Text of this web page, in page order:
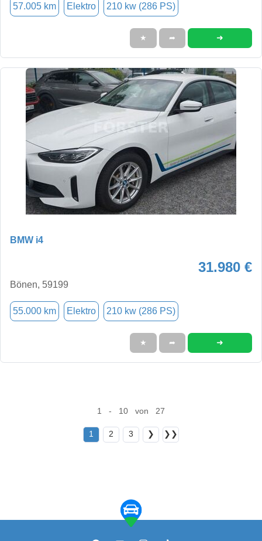
57.005 km Elektro 210 kw (286 PS)
★ ➦ ➜
BMW i4
31.980 €
Bönen, 59199
55.000 km Elektro 210 kw (286 PS)
★ ➦ ➜
1 - 10 von 27
1 2 3 ❯ ❯❯